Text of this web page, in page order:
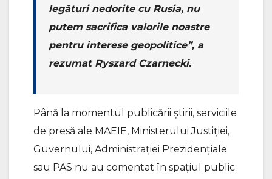
legături nedorite cu Rusia, nu
putem sacrifica valorile noastre
pentru interese geopolitice”, a
rezumat Ryszard Czarnecki.
Până la momentul publicării știrii, serviciile
de presă ale MAEIE, Ministerului Justiției,
Guvernului, Administrației Prezidențiale
sau PAS nu au comentat în spațiul public